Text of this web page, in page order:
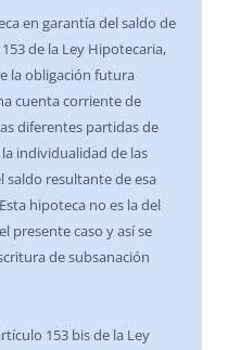
en garantía del saldo de
de la Ley Hipotecaria,
la obligación futura
cuenta corriente de
diferentes partidas de
individualidad de las
saldo resultante de esa
hipoteca no es la del
presente caso y así se
de subsanación
153 bis de la Ley